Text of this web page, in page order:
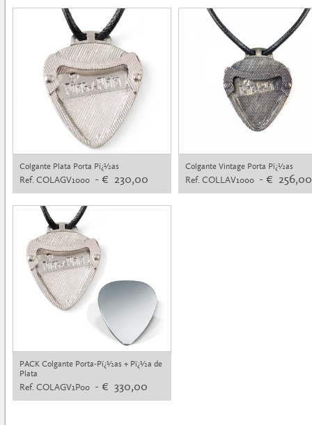
Colgante Plata Porta Pï¿½as
Ref. COLAGV1000 - € 230,00
Colgante Vintage Porta Pï¿½as
Ref. COLLAV1000 - € 256,00
PACK Colgante Porta-Pï¿½as + Pï¿½a de
Plata
Ref. COLAGV1P00 - € 330,00